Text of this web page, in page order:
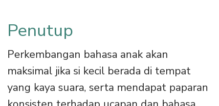
Penutup
Perkembangan bahasa anak akan
maksimal jika si kecil berada di tempat
yang kaya suara, serta mendapat paparan